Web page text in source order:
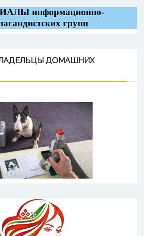
информационно-
групп
ДОМАШНИХ